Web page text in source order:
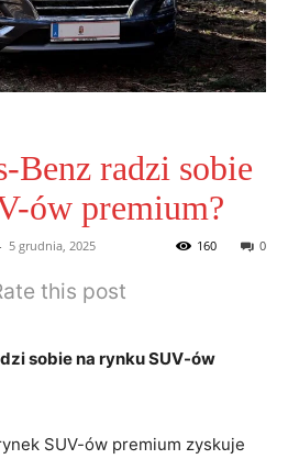
Benz radzi sobie
ów premium?
5 grudnia, 2025 0
160
this post
sobie na rynku SUV-ów
SUV-ów premium zyskuje